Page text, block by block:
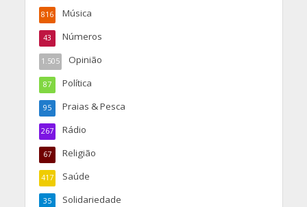
Música
816
Números
43
Opinião
1.505
Política
87
Praias & Pesca
95
Rádio
267
Religião
67
Saúde
417
Solidariedade
35